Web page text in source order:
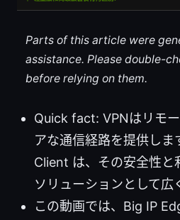
Parts of this article were
assistance. Please double-
before relying on them.
Quick fact: VPNはリモ
アな通信経路を提供しま
Client は、その安全性と
ソリューションとして広
この動画では、Big IP